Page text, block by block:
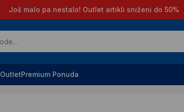
Još malo pa nestalo! Outlet artikli sniženi do 50%
OutletPremium Ponuda